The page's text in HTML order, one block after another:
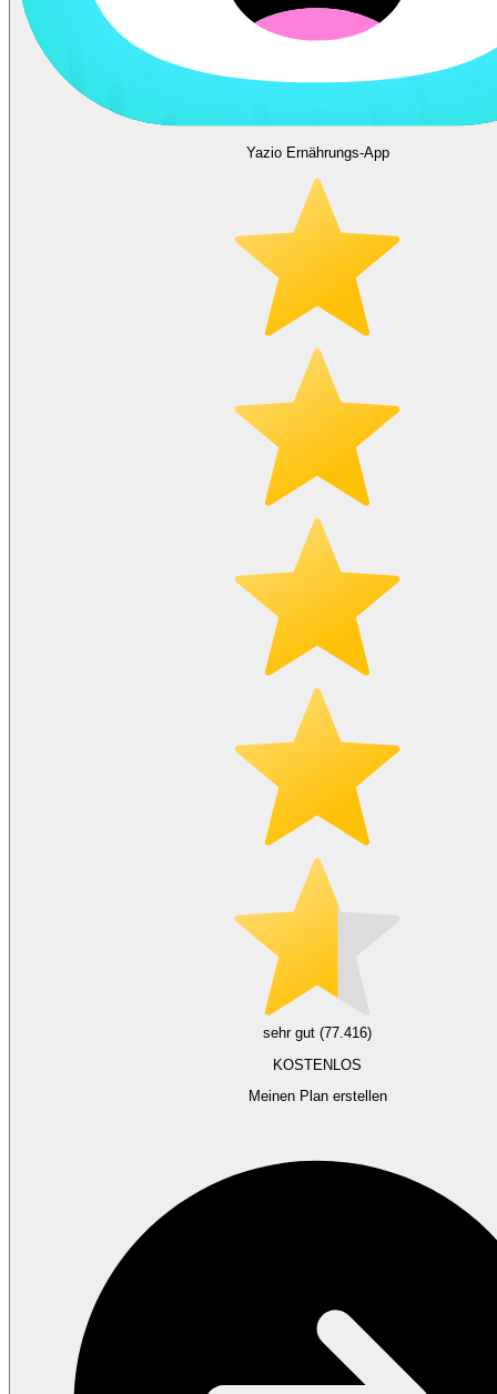
Yazio Ernährungs-App
sehr gut (77.416)
KOSTENLOS
Meinen Plan erstellen